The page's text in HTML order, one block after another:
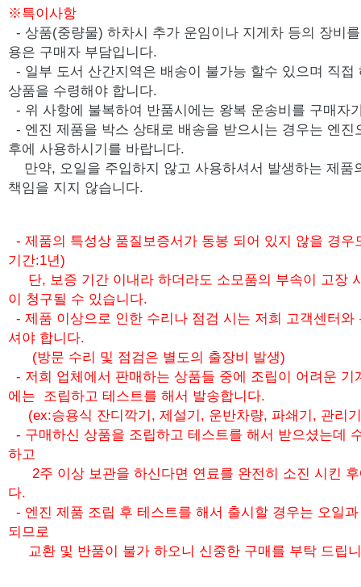
※특이사항
- 상품(중량물) 하차시 추가 운임이나 지게차 등의 장비
용은 구매자 부담입니다.
- 일부 도서 산간지역은 배송이 불가능 할수 있으며 직접
상품을 수령해야 합니다.
- 위 사항에 불복하여 반품시에는 왕복 운송비를 구매자
- 엔진 제품을 박스 상태로 배송을 받으시는 경우는 엔진
후에 사용하시기를 바랍니다.
만약, 오일을 주입하지 않고 사용하셔서 발생하는 제품
책임을 지지 않습니다.
- 제품의 특성상 품질보증서가 동봉 되어 있지 않을 경우
기간:1년)
단, 보증 기간 이내라 하더라도 소모품의 부속이 고장
이 청구될 수 있습니다.
- 제품 이상으로 인한 수리나 점검 시는 저희 고객센터와
셔야 합니다.
(방문 수리 및 점검은 별도의 출장비 발생)
- 저희 업체에서 판매하는 상품들 중에 조립이 어려운 기
에는 조립하고 테스트를 해서 발송합니다.
(ex:승용식 잔디깍기, 제설기, 운반차량, 파쇄기, 관리
- 구매하신 상품을 조립하고 테스트를 해서 받으셨는데
하고
2주 이상 보관을 하신다면 연료를 완전히 소진 시킨 후
다.
- 엔진 제품 조립 후 테스트를 해서 출시할 경우는 오일
되므로
교환 및 반품이 불가 하오니 신중한 구매를 부탁 드립